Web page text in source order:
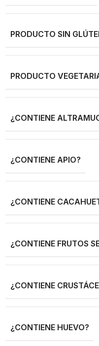
PRODUCTO SIN
PRODUCTO
¿CONTIENE
¿CONTIENE APIO?
¿CONTIENE
¿CONTIENE FRUTOS
¿CONTIENE
¿CONTIENE HUEVO?